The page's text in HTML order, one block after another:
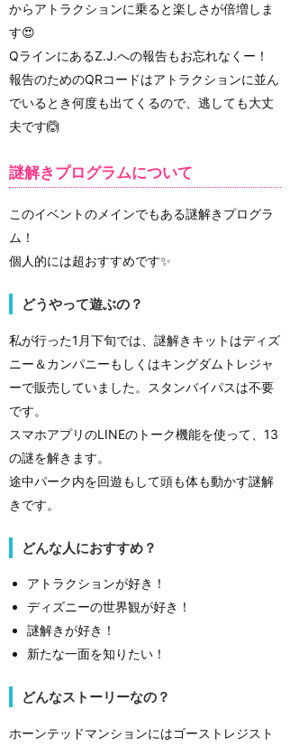
からアトラクションに乗ると楽しさが倍増しま
す😍
QラインにあるZ.J.への報告もお忘れなくー！
報告のためのQRコードはアトラクションに並ん
でいるとき何度も出てくるので、逃しても大丈
夫です🙆
謎解きプログラムについて
このイベントのメインでもある謎解きプログラ
ム！
個人的には超おすすめです✨
どうやって遊ぶの？
私が行った1月下旬では、謎解きキットはディズ
ニー＆カンパニーもしくはキングダムトレジャ
ーで販売していました。スタンバイパスは不要
です。
スマホアプリのLINEのトーク機能を使って、13
の謎を解きます。
途中パーク内を回遊もして頭も体も動かす謎解
きです。
どんな人におすすめ？
アトラクションが好き！
ディズニーの世界観が好き！
謎解きが好き！
新たな一面を知りたい！
どんなストーリーなの？
ホーンテッドマンションにはゴーストレジスト